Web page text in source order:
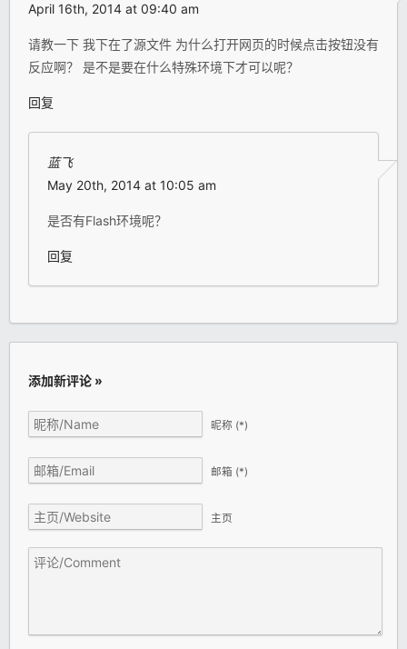
April 16th, 2014 at 09:40 am
请教一下 我下在了源文件 为什么打开网页的时候点击按钮没有
反应啊？ 是不是要在什么特殊环境下才可以呢？
回复
蓝飞
May 20th, 2014 at 10:05 am
是否有Flash环境呢？
回复
添加新评论 »
昵称 (*)
邮箱 (*)
主页